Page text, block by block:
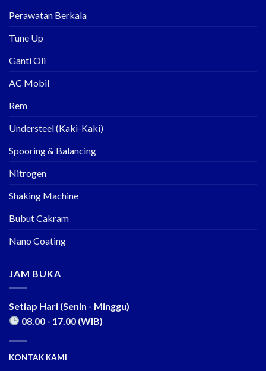
Perawatan Berkala
Tune Up
Ganti Oli
AC Mobil
Rem
Understeel (Kaki-Kaki)
Spooring & Balancing
Nitrogen
Shaking Machine
Bubut Cakram
Nano Coating
JAM BUKA
Setiap Hari (Senin - Minggu)
08.00 - 17.00 (WIB)
KONTAK KAMI